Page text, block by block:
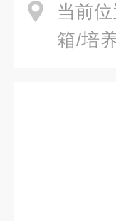
当前位
箱/培